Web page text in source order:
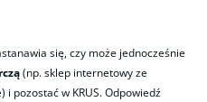
się, czy może jednocześnie
(np. sklep internetowy ze
i pozostać w KRUS. Odpowiedź